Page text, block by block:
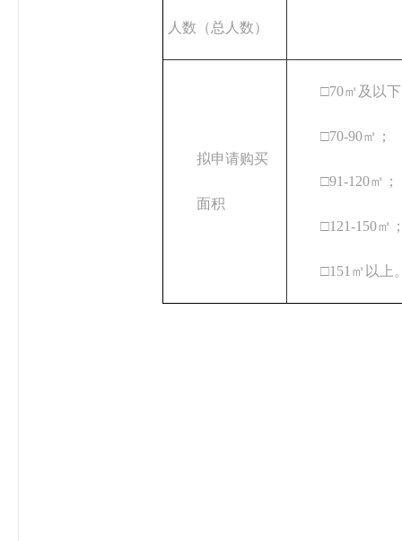
人数（总人数）
拟申请购买
面积
□70㎡及以
□70-90㎡；
□91-120㎡；
□121-150㎡
□151㎡以上